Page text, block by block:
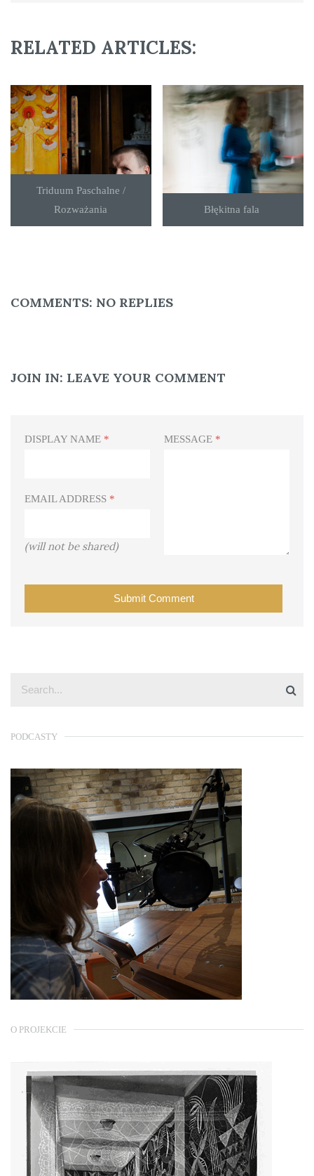
RELATED ARTICLES:
Triduum Paschalne /
Rozważania
Błękitna fala
COMMENTS: NO REPLIES
JOIN IN: LEAVE YOUR COMMENT
DISPLAY NAME *
EMAIL ADDRESS *
(will not be shared)
MESSAGE *
PODCASTY
O PROJEKCIE